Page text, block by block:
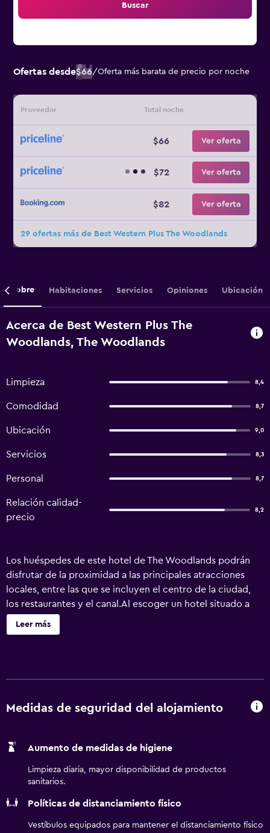
Buscar
Ofertas desde$66/Oferta más barata de precio por noche
Proveedor Total noche
$66 Ver oferta
$72 Ver oferta
$82 Ver oferta
29 ofertas más de Best Western Plus The Woodlands
Sobre Habitaciones Servicios Opiniones Ubicación
Acerca de Best Western Plus The
Woodlands, The Woodlands
Limpieza 8,4
Comodidad 8,7
Ubicación 9,0
Servicios 8,3
Personal 8,7
Relación calidad-
precio
8,2
Los huéspedes de este hotel de The Woodlands podrán
disfrutar de la proximidad a las principales atracciones
locales, entre las que se incluyen el centro de la ciudad,
los restaurantes y el canal.Al escoger un hotel situado a
poca distancia del pabellón Cynthia Woods Mitchell, el
BEST WESTERN PLUS The Woodlands destaca por sus
acceso a la autopista, la excelente relación calidad-precio
personal está a su disposición para proporcionarle todo
atracciones y los restaurantes que visitar.Además de una
amplias e impolutas habitaciones y de la comodidad de
estar situados a solo unos minutos del Festival del
Leer más
Medidas de seguridad del alojamiento
Aumento de medidas de higiene
Limpieza diaria, mayor disponibilidad de productos
sanitarios.
Políticas de distanciamiento físico
Vestíbulos equipados para mantener el distanciamiento físico